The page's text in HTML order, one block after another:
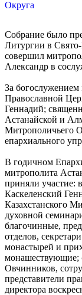
Собрание было
Литургии в
совершил
Александр в
За
Православной
Геннадий;
Астанайской и
Митрополичьего
епархиального
В годичном
митрополита
приняли участие:
Каскеленский
Казахстанского
духовной
благочинные,
отделов,
монастырей и
монашествующие;
Овчинников,
представители
директора